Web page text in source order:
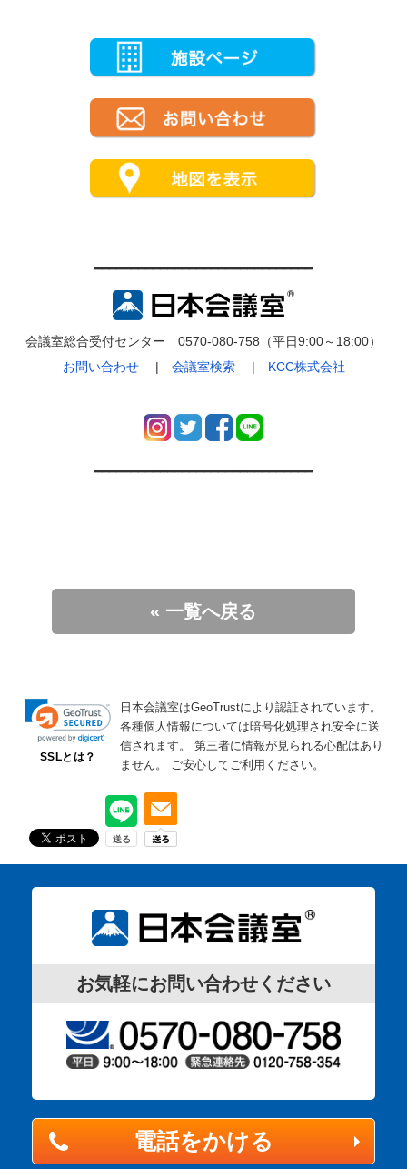
━━━━━━━━━━━━━━━━━━━━━━━━━━━━━━
会議室総合受付センター 0570-080-758（平日9:00～18:00）
お問い合わせ| 会議室検索| KCC株式会社
━━━━━━━━━━━━━━━━━━━━━━━━━━━━━━
« 一覧へ戻る
SSLとは？
日本会議室はGeoTrustにより認証されています。
各種個人情報については暗号化処理され安全に送
信されます。
第三者に情報が見られる心配はあり
ません。
ご安心してご利用ください。
お気軽にお問い合わせください
電話をかける